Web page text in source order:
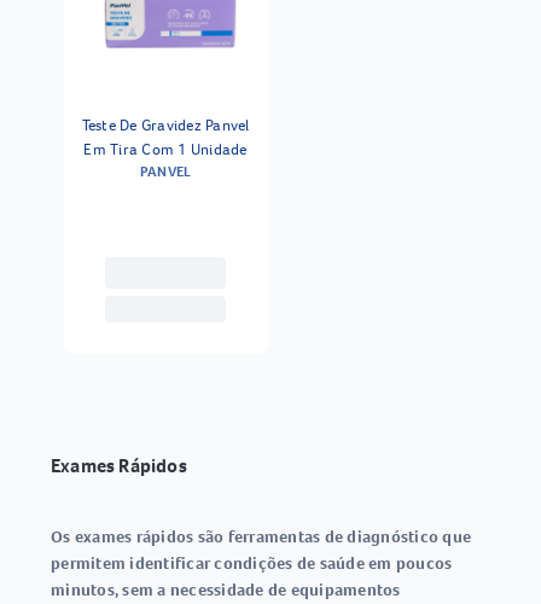
Teste De Gravidez Panvel
Em Tira Com 1 Unidade
PANVEL
Exames Rápidos
Os exames rápidos são ferramentas de diagnóstico que
permitem identificar condições de saúde em poucos
minutos, sem a necessidade de equipamentos